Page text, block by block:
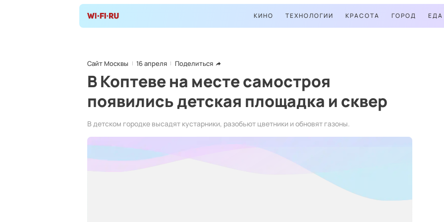
КИНО ТЕХНОЛОГИИ КРАСОТА ГОРОД ЕДА
Сайт Москвы 16 апреля Поделиться
В Коптеве на месте самостроя
появились детская площадка и сквер
В детском городке высадят кустарники, разобьют цветники и обновят газоны.